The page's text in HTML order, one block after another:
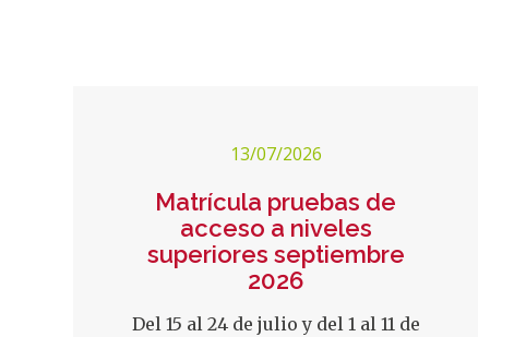
13/07/2026
Matrícula pruebas de
acceso a niveles
superiores septiembre
2026
Del 15 al 24 de julio y del 1 al 11 de